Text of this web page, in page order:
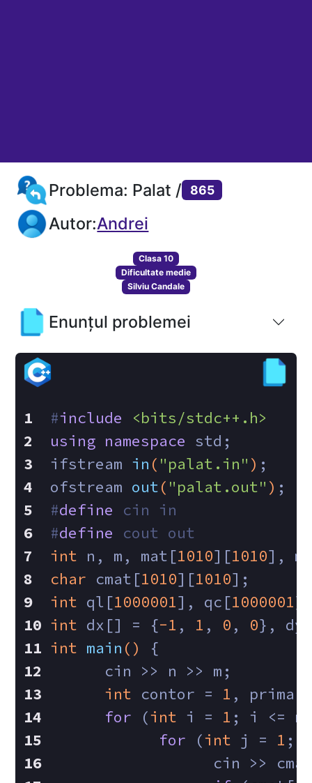
Problema: Palat / 865
Autor:Andrei
Clasa 10
Dificultate medie
Silviu Candale
Enunțul problemei
#include
<bits/stdc++.h>
using namespace std;
ifstream in ( "palat.in" ) ;
ofstream out( "palat.out" ) ;
#define cin in
#define cout out
int n, m, mat[1010][1010],
char cmat[1010][1010];
int ql[1000001], qc[1000001
int dx[] = {-1 , 1 , 0 , 0},
int main ()
{
      cin >> n >> m;
int contor = 1 , prima
for (int i = 1 ; i <=
for (int j = 1 ; j
cin >>